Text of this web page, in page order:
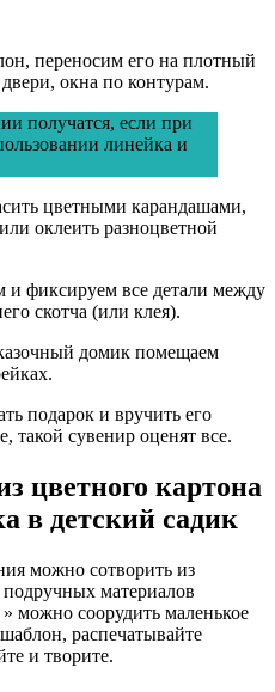
переносим его на плотный
окна по контурам.
получатся, если при
линейка и
цветными карандашами,
оклеить разноцветной
фиксируем все детали между
скотча (или клея).
домик помещаем
подарок и вручить его
такой сувенир оценят все.
цветного картона
в детский садик
можно сотворить из
материалов
можно соорудить маленькое
распечатывайте
и творите.